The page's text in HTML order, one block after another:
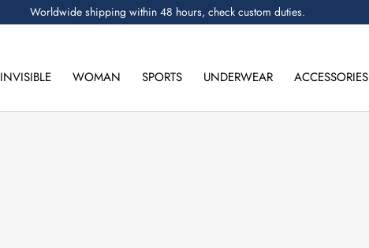
Worldwide shipping within 48 hours, check custom duties.
INVISIBLE WOMAN SPORTS UNDERWEAR ACCESSORIES